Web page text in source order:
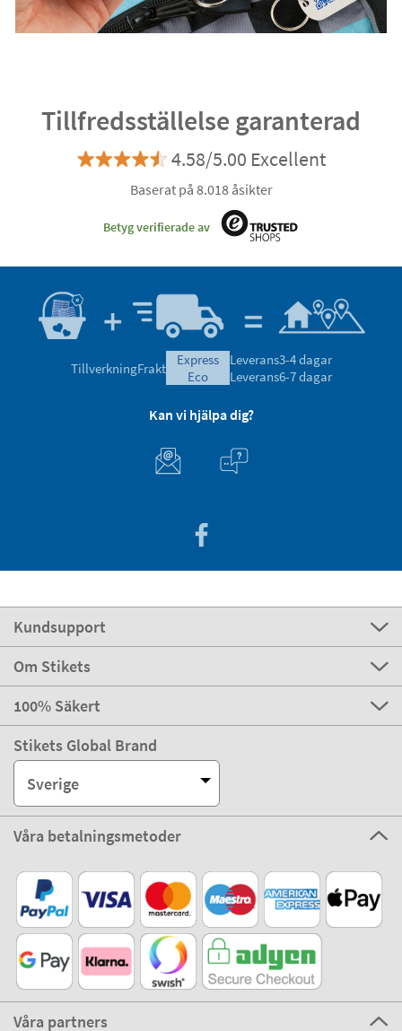
Tillfredsställelse garanterad
4.58/5.00 Excellent
Baserat på 8.018 åsikter
Betyg verifierade av
TillverkningFrakt
express
eco
Leverans3-4 dagar
Leverans6-7 dagar
Kan vi hjälpa dig?
Kundsupport
Om Stikets
100% Säkert
Stikets Global Brand
Sverige
Våra betalningsmetoder
Våra partners